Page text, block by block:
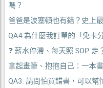
嗎？
爸爸是波塞頓也有錯？史上
QA4.為什麼我訂單的「免卡
❓ 薪水停滯、每天照 SOP
拿起畫筆、抱抱自己：一本
QA3. 請問怕買錯書，可以幫